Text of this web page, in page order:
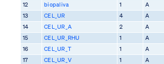
12
biopaliva 1 A
13
CEL_UR 4 A
14
CEL_UR_A 2 A
15
CEL_UR_RHU 1 A
16
CEL_UR_T 1 A
17
CEL_UR_V 1 A